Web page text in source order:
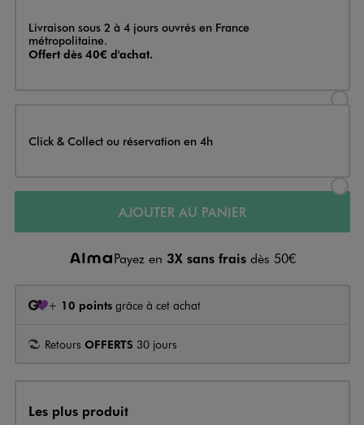
Livraison
Livraison sous 2 à 4 jours ouvrés en France
métropolitaine.
Offert dès 40€ d'achat.
Click & Collect ou réservation en 4h
AJOUTER AU PANIER
Payez en 3X sans frais dès 50€
+ 10 points grâce à cet achat
Retours OFFERTS 30 jours
Les plus produit